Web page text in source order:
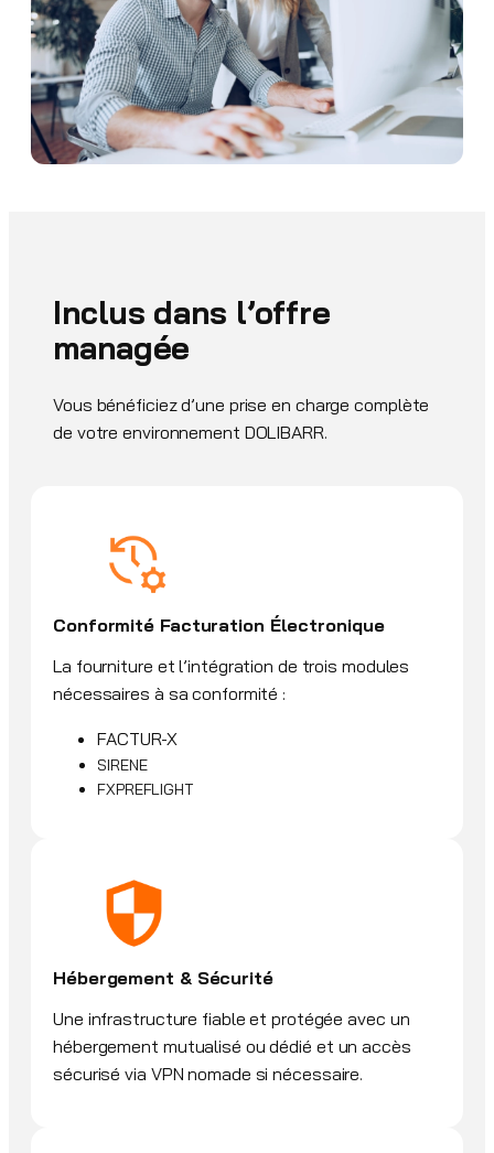
Inclus dans l’offre
managée
Vous bénéficiez d’une prise en charge complète
de votre environnement DOLIBARR.
Conformité Facturation Électronique
La fourniture et l’intégration de trois modules
nécessaires à sa conformité :
FACTUR-X
SIRENE
FXPREFLIGHT
Hébergement & Sécurité
Une infrastructure fiable et protégée avec un
hébergement mutualisé ou dédié et un accès
sécurisé via VPN nomade si nécessaire.